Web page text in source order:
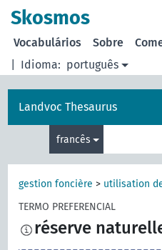
principal
Skosmos
Idioma: português
Vocabulários Sobre
Landvoc Thesaurus
francês
gestion foncière > utilisation
TERMO PREFERENCIAL
réserve